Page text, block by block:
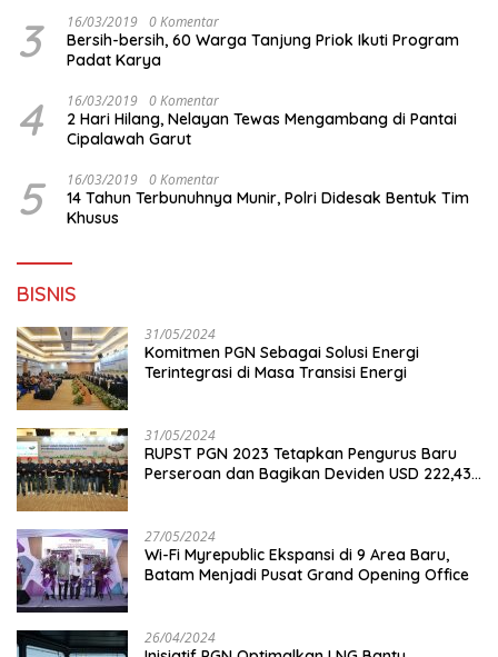
3 16/03/2019 0 Komentar
Bersih-bersih, 60 Warga Tanjung Priok Ikuti Program
Padat Karya
4 16/03/2019 0 Komentar
2 Hari Hilang, Nelayan Tewas Mengambang di Pantai
Cipalawah Garut
5 16/03/2019 0 Komentar
14 Tahun Terbunuhnya Munir, Polri Didesak Bentuk Tim
Khusus
BISNIS
31/05/2024
Komitmen PGN Sebagai Solusi Energi
Terintegrasi di Masa Transisi Energi
31/05/2024
RUPST PGN 2023 Tetapkan Pengurus Baru
Perseroan dan Bagikan Deviden USD 222,43
27/05/2024
Wi-Fi Myrepublic Ekspansi di 9 Area Baru,
Batam Menjadi Pusat Grand Opening Office
26/04/2024